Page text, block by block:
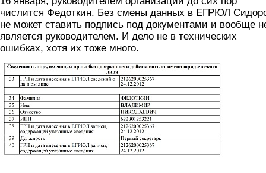
числится Федоткин. Без смены данных в ЕГРЮЛ
не может ставить подпись под документами и вообще
является руководителем. И дело не в технических
ошибках, хотя их тоже много.
16_yanvarya.jpg